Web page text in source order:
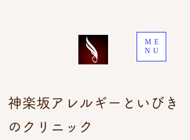
ME
NU
神楽坂アレルギーといびき
のクリニック